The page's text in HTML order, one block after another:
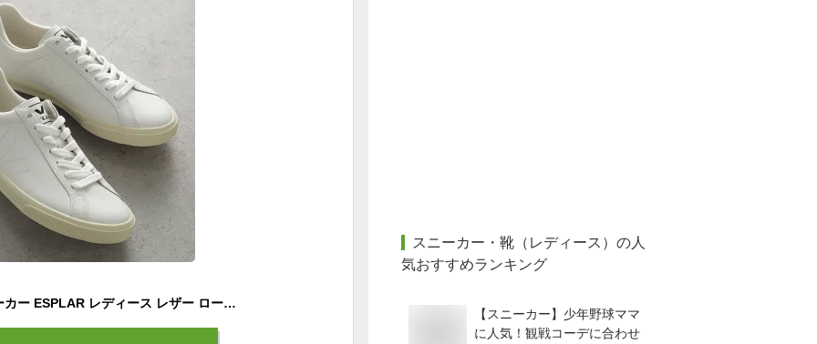
VEJA ヴェジャ スニーカー ESPLAR レディース レザー ローカット シューズ 靴 EXTRA-WHITE
スニーカー・靴（レディース） の人
気おすすめランキング
【スニーカー】少年野球ママ
に人気！観戦コーデに合わせ